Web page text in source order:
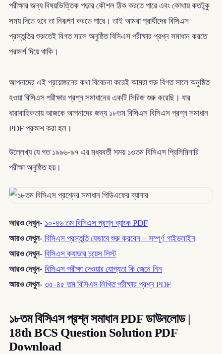
পরীক্ষার জন্য বিষয়ভিত্তিক পড়ার কৌশল ঠিক করতে পারে এবং কোথায় কতটুকু
সময় দিতে হবে তা নিরূপণ করতে পারে। তাই আমরা প্রার্থীদের বিসিএস
প্রস্তুতির শুরুতেই বিগত সালে অনুষ্ঠিত বিসিএস পরীক্ষার প্রশ্ন সমাধান করতে
পরামর্শ দিয়ে থাকি।
আপনাদের এই প্রয়োজনের কথা বিবেচনা করেই আমরা শুরু বিগত সালে অনুষ্ঠিত
হওয়া বিসিএস পরীক্ষার প্রশ্ন সমাধানের একটি সিরিজ শুরু করেছি। যার
ধারাবাহিকতায় আজকে আপনাদের জন্য ১৮তম বিসিএস বিসিএস প্রশ্ন সমাধান
PDF প্রকাশ করা হল।
উল্লেখ্য যে গত ১৯৯৬-৯৭ এর মধ্যবর্তী সময় ১৩তম বিসিএস প্রিলিমিনারি
পরীক্ষা অনুষ্ঠিত হয়।
আরও দেখুন- ১০-৪৬ তম বিসিএস প্রশ্ন ব্যাংক PDF
আরও দেখুন- বিসিএস প্রস্তুতি যেভাবে শুরু করবেন – সম্পূর্ণ গাইডলাইন
আরও দেখুন- বিসিএস ক্যাডার চয়েস লিস্ট
আরও দেখুন- বিসিএস পরীক্ষা দেওয়ার যোগ্যতা কি জেনে নিন
আরও দেখুন- ৩৫-৪৫ তম বিসিএস লিখিত পরীক্ষার প্রশ্ন PDF
১৮তম বিসিএস প্রশ্ন সমাধান PDF ডাউনলোড |
18th BCS Question Solution PDF
Download